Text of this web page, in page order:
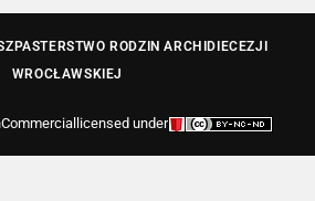
RODZIN ARCHIDIECEZJI
WROCŁAWSKIEJ
licensed under